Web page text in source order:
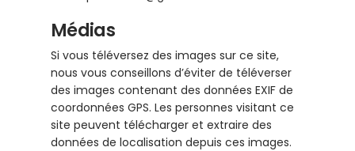
Médias
Si vous téléversez des images sur ce site,
nous vous conseillons d’éviter de téléverser
des images contenant des données EXIF de
coordonnées GPS. Les personnes visitant ce
site peuvent télécharger et extraire des
données de localisation depuis ces images.